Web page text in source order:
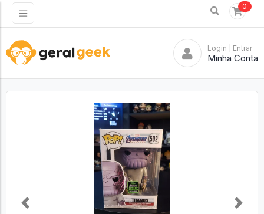
0
Login | Entrar
Minha Conta
Previous Next